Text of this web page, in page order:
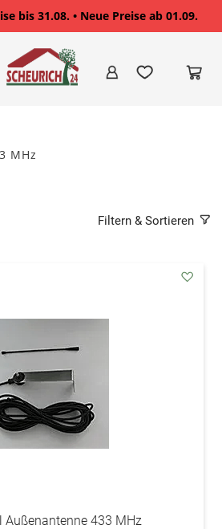
bis 31.08. • Neue Preise ab 01.09.
MHz
Filtern & Sortieren
Außenantenne 433 MHz